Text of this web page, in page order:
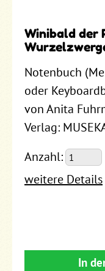
Winibald der
Notenbuch
oder
von Anita
Verlag:
Anzahl:
weitere Details
In